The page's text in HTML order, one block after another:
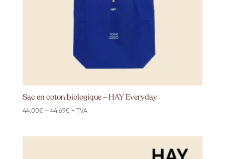
Sac en coton biologique – HAY Everyday
44,00€ – 44,69€Price
+ TVA